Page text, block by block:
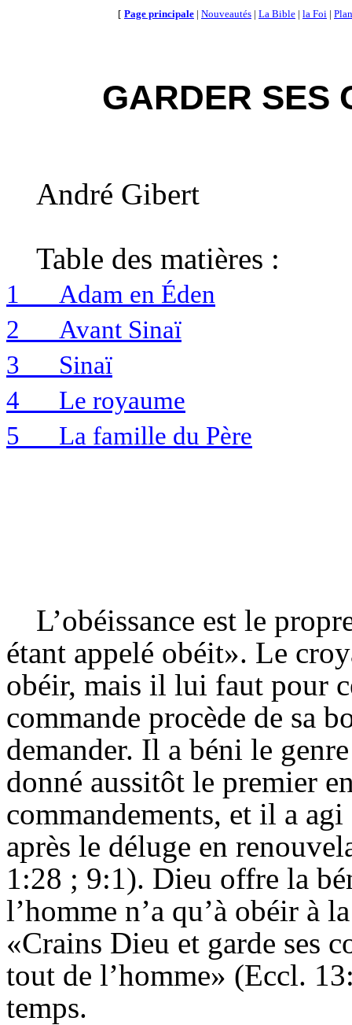
[ Page principale | Nouveautés | La Bible | la Foi |
GARDER SES
André Gibert
Table des matières :
1
Adam en Éden
2
Avant Sinaï
3
Sinaï
4
Le royaume
5
La famille du Père
L’obéissance est le
étant appelé obéit». Le
obéir, mais il lui faut pour
commande procède de sa
demander. Il a béni le
donné aussitôt le premier
commandements, et il a
après le déluge en
1:28 ; 9:1). Dieu offre la
l’homme n’a qu’à obéir à
«Crains Dieu et garde ses
tout de l’homme» (Eccl.
temps.